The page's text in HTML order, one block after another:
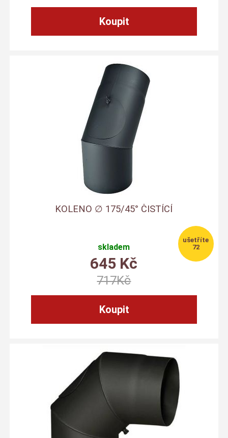
KOLENO ∅ 175/45° ČISTÍCÍ
skladem
645 Kč
72
717Kč